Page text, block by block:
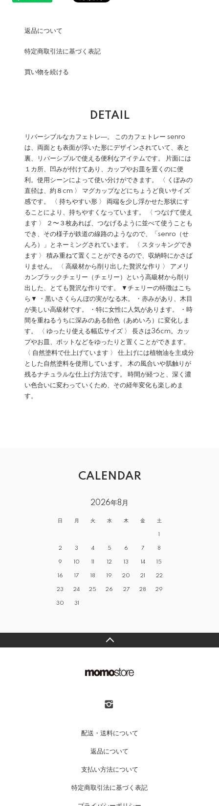
返品について
特定商取引法に基づく表記
買い物を続ける
DETAIL
リバーシブルなカフェトレ―。 このカフェトレー senro
は、両面とも表面が浮いた形にデザインされていて、表と
裏、リバーシブルで使える便利なアイテムです。 片面には
１カ所、凹みが付けてあり、カップやお皿を置くのに便
利。使用シーンによって使い分けができます。 〈 くぼみの
直径は、約８cm 〉 マグカップなどにちょうど良いサイズ
感です。 〈 持ちやすい形 〉 両端を少し浮かせた形状にす
ることにより、持ちやすくなっています。 〈 つなげて使え
ます 〉 ２〜３枚あれば、つなげるように並べて使うことも
でき、その様子が鉄道の線路のようなので、「senro（せ
んろ）」とネーミングされています。 〈 スタッキングでき
ます 〉 積み重ねて置くことができるので、収納時にかさば
りません。 〈 高級材から削り出した贅沢な作り 〉 アメリ
カンブラックチェリー（チェリー）という高級材から削り
出した、とても贅沢な作りです。 ▼チェリーの特徴はこち
ら▼ ・黒いさくらんぼの実がなる木。 ・赤みがあり、木目
が美しい高級材です。 ・特に女性に人気があります。 ・時
間を重ねるうちに深みのある飴色（あめいろ）に変化しま
す。 〈 ゆったり使える幅広サイズ 〉 長さは36cm。カッ
プやお皿、ポットなどをゆったりと置くことができます。
〈 自然塗料で仕上げています 〉 仕上げには植物油を主成分
とした自然塗料を使用しています。 木の風合いや肌触りが
残るナチュラルな仕上げ方法です。 時間が経つと、深く濃
い色合いに変わっていくため、その経年変化も楽しめま
す。
CALENDAR
2026年8月
日 月 火 水 木 金 土
1
2 3 4 5 6 7 8
9 10 11 12 13 14 15
16 17 18 19 20 21 22
23 24 25 26 27 28 29
30 31
配送・送料について
返品について
支払い方法について
特定商取引法に基づく表記